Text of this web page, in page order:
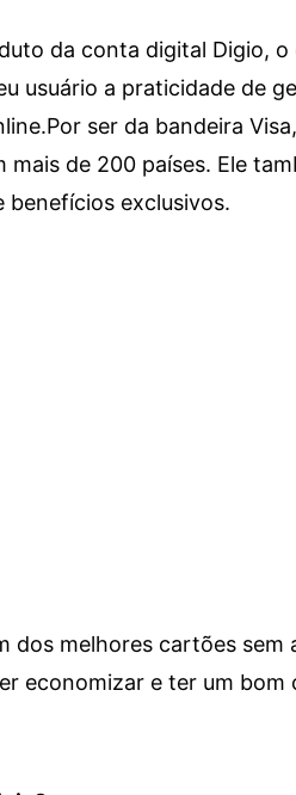
da conta digital Digio,
usuário a praticidade de
Por ser da bandeira
de 200 países. Ele
benefícios exclusivos.
dos melhores cartões sem
economizar e ter um